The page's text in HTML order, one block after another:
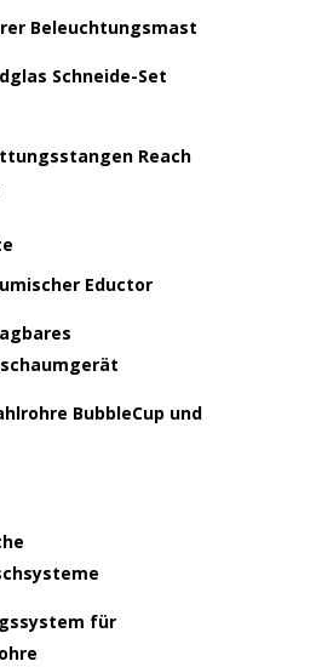
Beleuchtungsmast
Schneide-Set
Reach
Eductor
BubbleCup und
für